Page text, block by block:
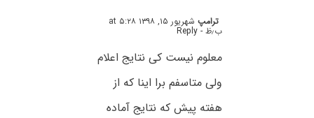
ترامپ شهریور ۱۵, ۱۳۹۸ at ۵:۲۸
ب٫ظ - Reply
معلوم نیست کی نتایج اعلام
ولی متاسفم برا اینا که از
هفته پیش که نتایج آماده